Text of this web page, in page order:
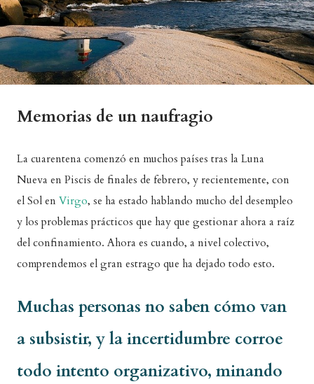
Memorias de un naufragio
La cuarentena comenzó en muchos países tras la Luna
Nueva en Piscis de finales de febrero, y recientemente, con
el Sol en Virgo, se ha estado hablando mucho del desempleo
y los problemas prácticos que hay que gestionar ahora a raíz
del confinamiento. Ahora es cuando, a nivel colectivo,
comprendemos el gran estrago que ha dejado todo esto.
Muchas personas no saben cómo van
a subsistir, y la incertidumbre corroe
todo intento organizativo, minando